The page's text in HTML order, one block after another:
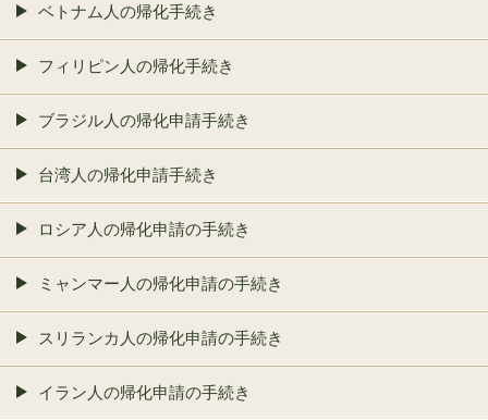
ベトナム人の帰化手続き
フィリピン人の帰化手続き
ブラジル人の帰化申請手続き
台湾人の帰化申請手続き
ロシア人の帰化申請の手続き
ミャンマー人の帰化申請の手続き
スリランカ人の帰化申請の手続き
イラン人の帰化申請の手続き